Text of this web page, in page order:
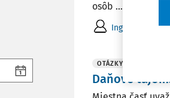
osôb ...
Ing. Jaroslava
OTÁZKY A ODPOVEDE
Daňové